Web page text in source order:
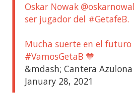
Oskar Nowak
ser jugador del #GetafeB.
Mucha suerte en el futuro
#VamosGetaB 💙
&mdash; Cantera Azulona
January 28, 2021